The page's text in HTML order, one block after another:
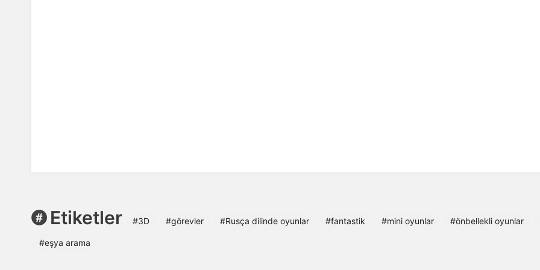
Etiketler #3D #görevler #Rusça dilinde oyunlar #fantastik #mini oyunlar #önbellekli oyunlar
#eşya arama